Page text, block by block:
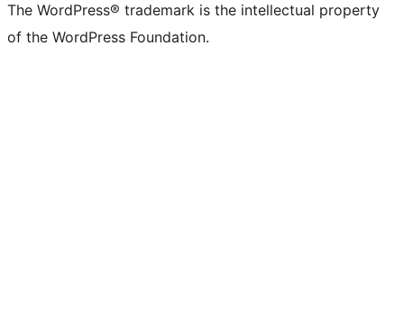
The WordPress® trademark is the intellectual property
of the WordPress Foundation.